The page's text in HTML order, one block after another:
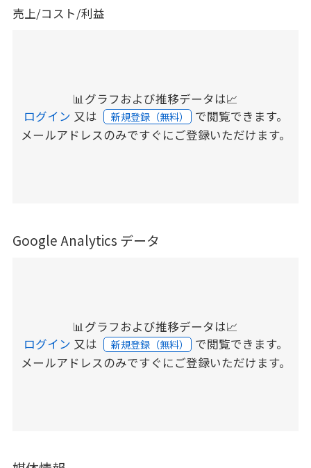
売上/コスト/利益
📊グラフおよび推移データは📈
ログイン 又は 新規登録（無料） で閲覧できます。
メールアドレスのみですぐにご登録いただけます。
Google Analytics データ
📊グラフおよび推移データは📈
ログイン 又は 新規登録（無料） で閲覧できます。
メールアドレスのみですぐにご登録いただけます。